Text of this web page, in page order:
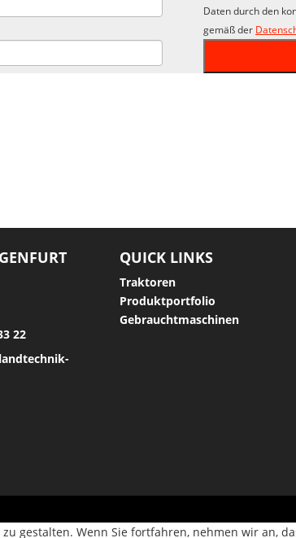
Daten durch den
gemäß der
22
QUICK LINKS
Traktoren
Produktportfolio
Gebrauchtmaschinen
gestalten. Wenn Sie fortfahren, nehmen wir an,